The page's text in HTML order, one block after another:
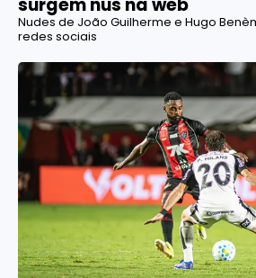
surgem nus na web
Nudes de João Guilherme e Hugo
redes sociais